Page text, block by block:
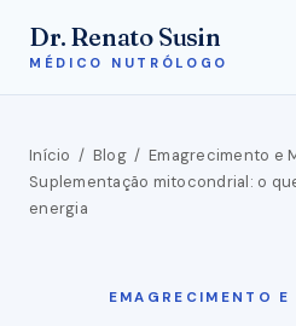
Dr. Renato Susin
MÉDICO NUTRÓLOGO
Início / Blog/ Emagrecimento e
Suplementação mitocondrial: o
energia
EMAGRECIMENTO